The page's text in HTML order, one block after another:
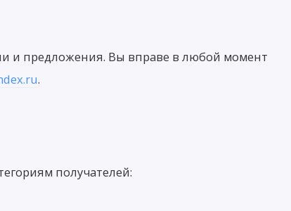
и предложения. Вы вправе в любой момент
.
получателей: